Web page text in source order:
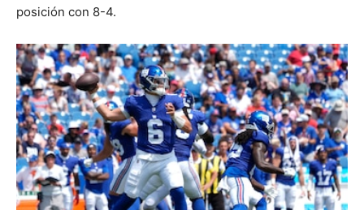
posición con 8-4.